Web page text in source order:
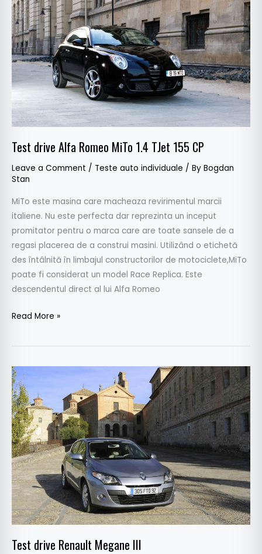
Test drive Alfa Romeo MiTo 1.4 TJet 155 CP
Leave a Comment / Teste auto individuale / By Bogdan
Stan
MiTo este masina care macheaza revirimentul marcii
italiene. Nu este perfecta dar reprezinta un inceput
promitator pentru o marca care are toate sansele de a
regasi placerea de a construi masini. Utilizând o etichetă
des întâlnită în limbajul constructorilor de motociclete,MiTo
poate fi considerat un model Race Replica. Este
descendentul direct al lui Alfa Romeo
Alfa
Romeo
MiTo
1.4
TJet
155
CP
Read More »
Test drive Renault Megane III
Test
drive
Renault
Megane
III